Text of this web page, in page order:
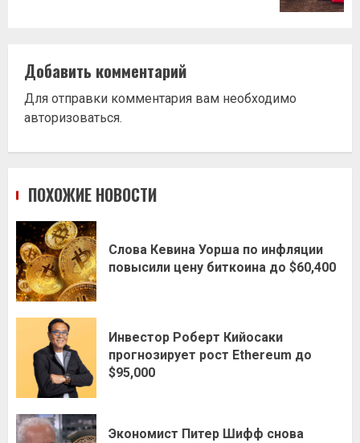
Добавить комментарий
Для отправки комментария вам необходимо
авторизоваться.
ПОХОЖИЕ НОВОСТИ
Слова Кевина Уорша по инфляции
повысили цену биткоина до $60,400
Инвестор Роберт Кийосаки
прогнозирует рост Ethereum до
$95,000
Экономист Питер Шифф снова